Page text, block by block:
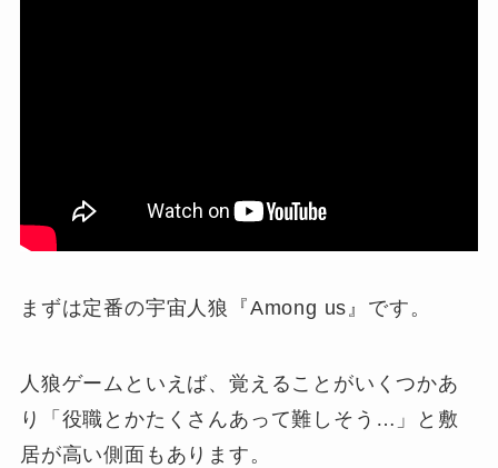
まずは定番の宇宙人狼『Among us』です。
人狼ゲームといえば、覚えることがいくつかあ
り「役職とかたくさんあって難しそう…」と敷
居が高い側面もあります。